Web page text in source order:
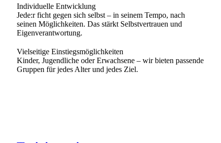
Individuelle Entwicklung
Jede:r ficht gegen sich selbst – in seinem Tempo, nach
seinen Möglichkeiten. Das stärkt Selbstvertrauen und
Eigenverantwortung.
Vielseitige Einstiegsmöglichkeiten
Kinder, Jugendliche oder Erwachsene – wir bieten passende
Gruppen für jedes Alter und jedes Ziel.